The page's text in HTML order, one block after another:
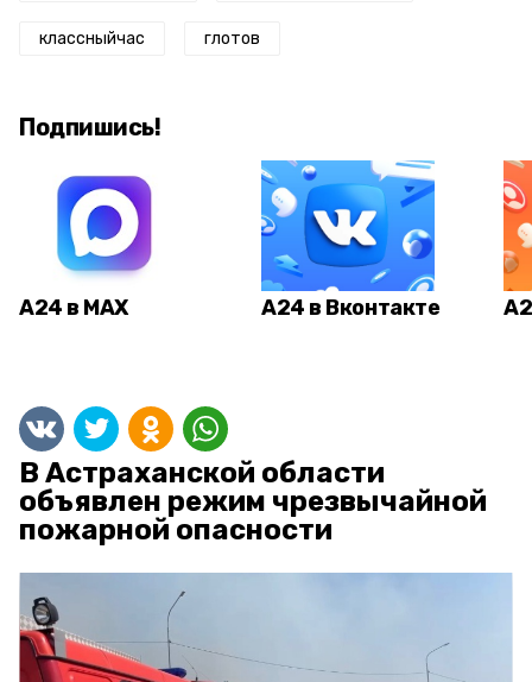
классныйчас глотов
Подпишись!
А24 в MAX А24 в Вконтакте
В Астраханской области
объявлен режим чрезвычайной
пожарной опасности